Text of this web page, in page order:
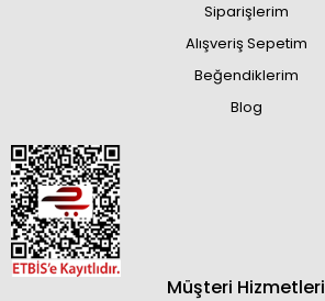
Siparişlerim
Alışveriş Sepetim
Beğendiklerim
Blog
Müşteri Hizmetleri